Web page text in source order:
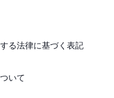
る法律に基づく表記
いて